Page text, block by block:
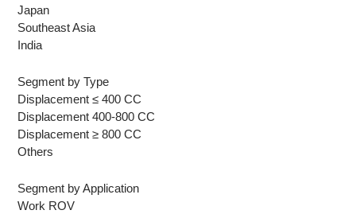
Japan
Southeast Asia
India
Segment by Type
Displacement ≤ 400 CC
Displacement 400-800 CC
Displacement ≥ 800 CC
Others
Segment by Application
Work ROV